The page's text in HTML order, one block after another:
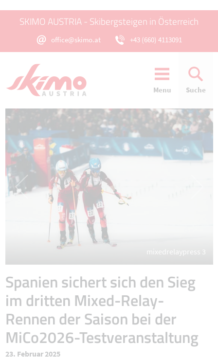
SKIMO AUSTRIA - Skibergsteigen in Österreich
office@skimo.at +43 (660) 4113091
Menu Suche
mixedrelaypress 3
Spanien sichert sich den Sieg
im dritten Mixed-Relay-
Rennen der Saison bei der
MiCo2026-Testveranstaltung
23. Februar 2025